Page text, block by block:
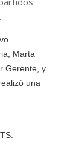
Marta
Gerente, y
una
.